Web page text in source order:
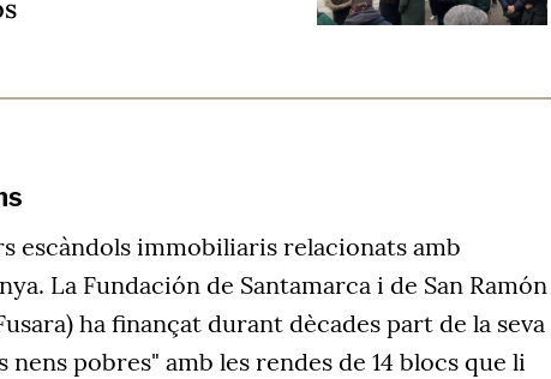
escàndols immobiliaris relacionats amb
La Fundación de Santamarca i de San Ramón
ha finançat durant dècades part de la seva
nens pobres" amb les rendes de 14 blocs que li